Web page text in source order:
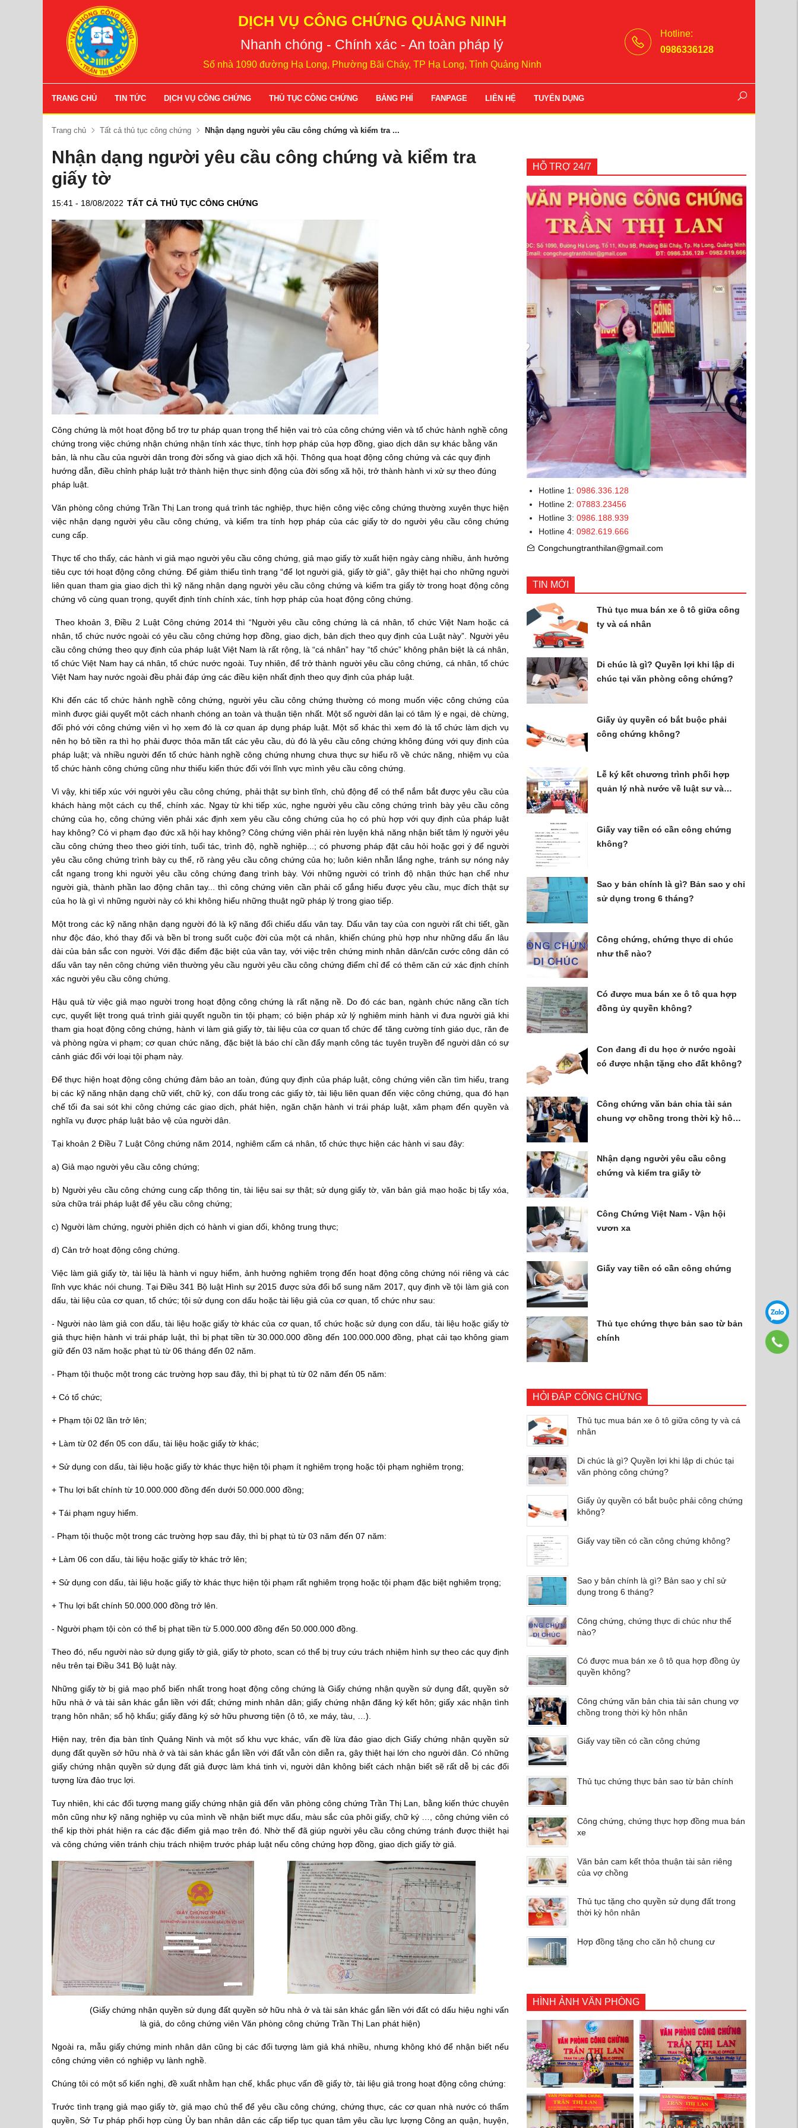
DỊCH VỤ CÔNG CHỨNG QUẢNG NINH
Nhanh chóng - Chính xác - An toàn pháp lý
Số nhà 1090 đường Hạ Long, Phường Bãi Cháy, TP Hạ Long, Tỉnh Quảng Ninh
Hotline:
0986336128
TRANG CHỦ TIN TỨC DỊCH VỤ CÔNG CHỨNG THỦ TỤC CÔNG CHỨNG BẢNG PHÍ FANPAGE LIÊN HỆ TUYỂN DỤNG
Trang chủ Tất cả thủ tục công chứng Nhận dạng người yêu cầu công chứng và kiểm tra ...
Nhận dạng người yêu cầu công chứng và kiểm tra
giấy tờ
15:41 - 18/08/2022 TẤT CẢ THỦ TỤC CÔNG CHỨNG
Công chứng là một hoạt động bổ trợ tư pháp quan trọng thể hiện vai trò của công chứng viên và tổ chức hành nghề công
chứng trong việc chứng nhận chứng nhận tính xác thực, tính hợp pháp của hợp đồng, giao dịch dân sự khác bằng văn
bản, là nhu cầu của người dân trong đời sống và giao dịch xã hội. Thông qua hoạt động công chứng và các quy định
hướng dẫn, điều chỉnh pháp luật trở thành hiện thực sinh động của đời sống xã hội, trở thành hành vi xử sự theo đúng
pháp luật.
Văn phòng công chứng Trần Thị Lan trong quá trình tác nghiệp, thực hiện công việc công chứng thường xuyên thực hiện
việc nhận dạng người yêu cầu công chứng, và kiểm tra tính hợp pháp của các giấy tờ do người yêu cầu công chứng
cung cấp.
Thực tế cho thấy, các hành vi giả mạo người yêu cầu công chứng, giả mạo giấy tờ xuất hiện ngày càng nhiều, ảnh hưởng
tiêu cực tới hoạt động công chứng. Để giảm thiểu tình trạng “để lọt người giả, giấy tờ giả”, gây thiệt hại cho những người
liên quan tham gia giao dịch thì kỹ năng nhận dạng người yêu cầu công chứng và kiểm tra giấy tờ trong hoạt động công
chứng vô cùng quan trọng, quyết định tính chính xác, tính hợp pháp của hoạt động công chứng.
Theo khoản 3, Điều 2 Luật Công chứng 2014 thì “Người yêu cầu công chứng là cá nhân, tổ chức Việt Nam hoặc cá
nhân, tổ chức nước ngoài có yêu cầu công chứng hợp đồng, giao dịch, bản dịch theo quy định của Luật này”. Người yêu
cầu công chứng theo quy định của pháp luật Việt Nam là rất rộng, là “cá nhân” hay “tổ chức” không phân biệt là cá nhân,
tổ chức Việt Nam hay cá nhân, tổ chức nước ngoài. Tuy nhiên, để trở thành người yêu cầu công chứng, cá nhân, tổ chức
Việt Nam hay nước ngoài đều phải đáp ứng các điều kiện nhất định theo quy định của pháp luật.
Khi đến các tổ chức hành nghề công chứng, người yêu cầu công chứng thường có mong muốn việc công chứng của
mình được giải quyết một cách nhanh chóng an toàn và thuận tiện nhất. Một số người dân lại có tâm lý e ngại, dè chừng,
đối phó với công chứng viên vì họ xem đó là cơ quan áp dụng pháp luật. Một số khác thì xem đó là tổ chức làm dịch vụ
nên họ bỏ tiền ra thì họ phải được thỏa mãn tất các yêu cầu, dù đó là yêu cầu công chứng không đúng với quy định của
pháp luật; và nhiều người đến tổ chức hành nghề công chứng nhưng chưa thực sự hiểu rõ về chức năng, nhiệm vụ của
tổ chức hành công chứng cũng như thiếu kiến thức đối với lĩnh vực mình yêu cầu công chứng.
Vì vậy, khi tiếp xúc với người yêu cầu công chứng, phải thật sự bình tĩnh, chủ động để có thể nắm bắt được yêu cầu của
khách hàng một cách cụ thể, chính xác. Ngay từ khi tiếp xúc, nghe người yêu cầu công chứng trình bày yêu cầu công
chứng của họ, công chứng viên phải xác định xem yêu cầu công chứng của họ có phù hợp với quy định của pháp luật
hay không? Có vi phạm đạo đức xã hội hay không? Công chứng viên phải rèn luyện khả năng nhận biết tâm lý người yêu
cầu công chứng theo theo giới tính, tuổi tác, trình độ, nghề nghiệp...; có phương pháp đặt câu hỏi hoặc gợi ý để người
yêu cầu công chứng trình bày cụ thể, rõ ràng yêu cầu công chứng của họ; luôn kiên nhẫn lắng nghe, tránh sự nóng nảy
cắt ngang trong khi người yêu cầu công chứng đang trình bày. Với những người có trình độ nhận thức hạn chế như
người già, thành phần lao động chân tay... thì công chứng viên cần phải cố gắng hiểu được yêu cầu, mục đích thật sự
của họ là gì vì những người này có khi không hiểu những thuật ngữ pháp lý trong giao tiếp.
Một trong các kỹ năng nhận dạng người đó là kỹ năng đối chiếu dấu vân tay. Dấu vân tay của con người rất chi tiết, gần
như độc đáo, khó thay đổi và bền bỉ trong suốt cuộc đời của một cá nhân, khiến chúng phù hợp như những dấu ấn lâu
dài của bản sắc con người. Với đặc điểm đặc biệt của vân tay, với việc trên chứng minh nhân dân/căn cước công dân có
dấu vân tay nên công chứng viên thường yêu cầu người yêu cầu công chứng điểm chỉ để có thêm căn cứ xác định chính
xác người yêu cầu công chứng.
Hậu quả từ việc giả mạo người trong hoạt động công chứng là rất nặng nề. Do đó các ban, ngành chức năng cần tích
cực, quyết liệt trong quá trình giải quyết nguồn tin tội phạm; có biện pháp xử lý nghiêm minh hành vi đưa người giả khi
tham gia hoạt động công chứng, hành vi làm giả giấy tờ, tài liệu của cơ quan tổ chức để tăng cường tính giáo dục, răn đe
và phòng ngừa vi phạm; cơ quan chức năng, đặc biệt là báo chí cần đẩy mạnh công tác tuyên truyền để người dân có sự
cảnh giác đối với loại tội phạm này.
Để thực hiện hoạt động công chứng đảm bảo an toàn, đúng quy định của pháp luật, công chứng viên cần tìm hiểu, trang
bị các kỹ năng nhận dạng chữ viết, chữ ký, con dấu trong các giấy tờ, tài liệu liên quan đến việc công chứng, qua đó hạn
chế tối đa sai sót khi công chứng các giao dịch, phát hiện, ngăn chặn hành vi trái pháp luật, xâm phạm đến quyền và
nghĩa vụ được pháp luật bảo vệ của người dân.
Tại khoản 2 Điều 7 Luật Công chứng năm 2014, nghiêm cấm cá nhân, tổ chức thực hiện các hành vi sau đây:
a) Giả mạo người yêu cầu công chứng;
b) Người yêu cầu công chứng cung cấp thông tin, tài liệu sai sự thật; sử dụng giấy tờ, văn bản giả mạo hoặc bị tẩy xóa,
sửa chữa trái pháp luật để yêu cầu công chứng;
c) Người làm chứng, người phiên dịch có hành vi gian dối, không trung thực;
d) Cản trở hoạt động công chứng.
Việc làm giả giấy tờ, tài liệu là hành vi nguy hiểm, ảnh hưởng nghiêm trọng đến hoạt động công chứng nói riêng và các
lĩnh vực khác nói chung. Tại Điều 341 Bộ luật Hình sự 2015 được sửa đổi bổ sung năm 2017, quy định về tội làm giả con
dấu, tài liệu của cơ quan, tổ chức; tội sử dụng con dấu hoặc tài liệu giả của cơ quan, tổ chức như sau:
- Người nào làm giả con dấu, tài liệu hoặc giấy tờ khác của cơ quan, tổ chức hoặc sử dụng con dấu, tài liệu hoặc giấy tờ
giả thực hiện hành vi trái pháp luật, thì bị phạt tiền từ 30.000.000 đồng đến 100.000.000 đồng, phạt cải tạo không giam
giữ đến 03 năm hoặc phạt tù từ 06 tháng đến 02 năm.
- Phạm tội thuộc một trong các trường hợp sau đây, thì bị phạt tù từ 02 năm đến 05 năm:
+ Có tổ chức;
+ Phạm tội 02 lần trở lên;
+ Làm từ 02 đến 05 con dấu, tài liệu hoặc giấy tờ khác;
+ Sử dụng con dấu, tài liệu hoặc giấy tờ khác thực hiện tội phạm ít nghiêm trọng hoặc tội phạm nghiêm trọng;
+ Thu lợi bất chính từ 10.000.000 đồng đến dưới 50.000.000 đồng;
+ Tái phạm nguy hiểm.
- Phạm tội thuộc một trong các trường hợp sau đây, thì bị phạt tù từ 03 năm đến 07 năm:
+ Làm 06 con dấu, tài liệu hoặc giấy tờ khác trở lên;
+ Sử dụng con dấu, tài liệu hoặc giấy tờ khác thực hiện tội phạm rất nghiêm trọng hoặc tội phạm đặc biệt nghiêm trọng;
+ Thu lợi bất chính 50.000.000 đồng trở lên.
- Người phạm tội còn có thể bị phạt tiền từ 5.000.000 đồng đến 50.000.000 đồng.
Theo đó, nếu người nào sử dụng giấy tờ giả, giấy tờ photo, scan có thể bị truy cứu trách nhiệm hình sự theo các quy định
nêu trên tại Điều 341 Bộ luật này.
Những giấy tờ bị giả mạo phổ biến nhất trong hoạt động công chứng là Giấy chứng nhận quyền sử dụng đất, quyền sở
hữu nhà ở và tài sản khác gắn liền với đất; chứng minh nhân dân; giấy chứng nhận đăng ký kết hôn; giấy xác nhận tình
trạng hôn nhân; sổ hộ khẩu; giấy đăng ký sở hữu phương tiện (ô tô, xe máy, tàu, …).
Hiện nay, trên địa bàn tỉnh Quảng Ninh và một số khu vực khác, vấn đề lừa đảo giao dịch Giấy chứng nhận quyền sử
dụng đất quyền sở hữu nhà ở và tài sản khác gắn liền với đất vẫn còn diễn ra, gây thiệt hại lớn cho người dân. Có những
giấy chứng nhận quyền sử dụng đất giả được làm khá tinh vi, người dân không biết cách nhận biết sẽ rất dễ bị các đối
tượng lừa đảo trục lợi.
Tuy nhiên, khi các đối tượng mang giấy chứng nhận giả đến văn phòng công chứng Trần Thị Lan, bằng kiến thức chuyên
môn cũng như kỹ năng nghiệp vụ của mình về nhận biết mực dấu, màu sắc của phôi giấy, chữ ký …, công chứng viên có
thể kịp thời phát hiện ra các đặc điểm giả mạo trên đó. Nhờ thế đã giúp người yêu cầu công chứng tránh được thiệt hại
và công chứng viên tránh chịu trách nhiệm trước pháp luật nếu công chứng hợp đồng, giao dịch giấy tờ giả.
(Giấy chứng nhận quyền sử dụng đất quyền sở hữu nhà ở và tài sản khác gắn liền với đất có dấu hiệu nghi vấn
là giả, do công chứng viên Văn phòng công chứng Trần Thị Lan phát hiện)
Ngoài ra, mẫu giấy chứng minh nhân dân cũng bị các đối tượng làm giả khá nhiều, nhưng không khó để nhận biết nếu
công chứng viên có nghiệp vụ lành nghề.
Chúng tôi có một số kiến nghị, đề xuất nhằm hạn chế, khắc phục vấn đề giấy tờ, tài liệu giả trong hoạt động công chứng:
Trước tình trạng giả mạo giấy tờ, giả mạo chủ thể để yêu cầu công chứng, chứng thực, các cơ quan nhà nước có thẩm
quyền, Sở Tư pháp phối hợp cùng Ủy ban nhân dân các cấp tiếp tục quan tâm yêu cầu lực lượng Công an quận, huyện,
HỖ TRỢ 24/7
Hotline 1: 0986.336.128
Hotline 2: 07883.23456
Hotline 3: 0986.188.939
Hotline 4: 0982.619.666
Congchungtranthilan@gmail.com
TIN MỚI
Thủ tục mua bán xe ô tô giữa công
ty và cá nhân
Di chúc là gì? Quyền lợi khi lập di
chúc tại văn phòng công chứng?
Giấy ủy quyền có bắt buộc phải
công chứng không?
Lễ ký kết chương trình phối hợp
quản lý nhà nước về luật sư và
Giấy vay tiền có cần công chứng
không?
Sao y bản chính là gì? Bản sao y chỉ
sử dụng trong 6 tháng?
Công chứng, chứng thực di chúc
như thế nào?
Có được mua bán xe ô tô qua hợp
đồng ủy quyền không?
Con đang đi du học ở nước ngoài
có được nhận tặng cho đất không?
Công chứng văn bản chia tài sản
chung vợ chồng trong thời kỳ hôn
Nhận dạng người yêu cầu công
chứng và kiểm tra giấy tờ
Công Chứng Việt Nam - Vận hội
vươn xa
Giấy vay tiền có cần công chứng
Thủ tục chứng thực bản sao từ bản
chính
HỎI ĐÁP CÔNG CHỨNG
Thủ tục mua bán xe ô tô giữa công ty và cá
nhân
Di chúc là gì? Quyền lợi khi lập di chúc tại
văn phòng công chứng?
Giấy ủy quyền có bắt buộc phải công chứng
không?
Giấy vay tiền có cần công chứng không?
Sao y bản chính là gì? Bản sao y chỉ sử
dụng trong 6 tháng?
Công chứng, chứng thực di chúc như thế
nào?
Có được mua bán xe ô tô qua hợp đồng ủy
quyền không?
Công chứng văn bản chia tài sản chung vợ
chồng trong thời kỳ hôn nhân
Giấy vay tiền có cần công chứng
Thủ tục chứng thực bản sao từ bản chính
Công chứng, chứng thực hợp đồng mua bán
xe
Văn bản cam kết thỏa thuận tài sản riêng
của vợ chồng
Thủ tục tặng cho quyền sử dụng đất trong
thời kỳ hôn nhân
Hợp đồng tặng cho căn hộ chung cư
HÌNH ẢNH VĂN PHÒNG